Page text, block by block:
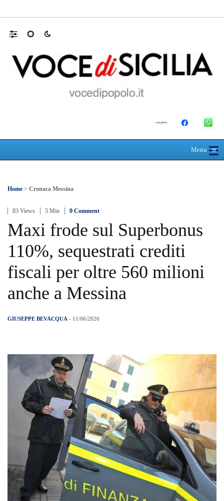
Menu≡
☰
Home > Cronaca Messina
83 Views 5 Min 0 Comment
Maxi frode sul Superbonus
110%, sequestrati crediti
fiscali per oltre 560 milioni
anche a Messina
GIUSEPPE BEVACQUA - 11/06/2026